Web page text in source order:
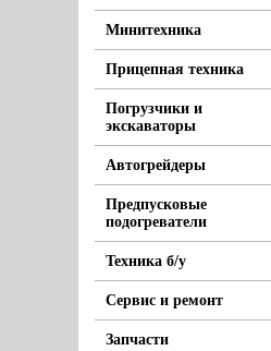
Минитехника
Прицепная техника
Погрузчики и
экскаваторы
Автогрейдеры
Предпусковые
подогреватели
Техника б/у
Сервис и ремонт
Запчасти